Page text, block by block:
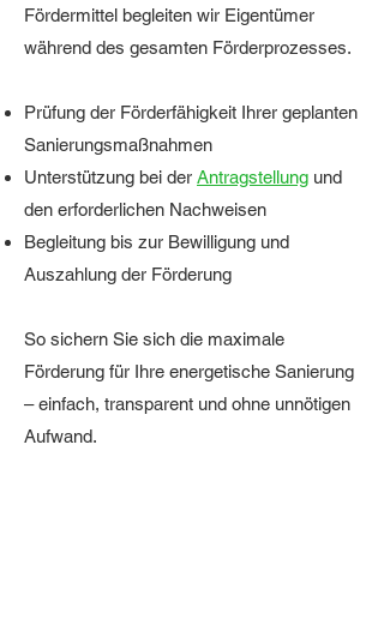
Fördermittel begleiten wir Eigentümer
während des gesamten Förderprozesses.
Prüfung der Förderfähigkeit Ihrer geplanten
Sanierungsmaßnahmen
Unterstützung bei der Antragstellung und
den erforderlichen Nachweisen
Begleitung bis zur Bewilligung und
Auszahlung der Förderung
So sichern Sie sich die maximale
Förderung für Ihre energetische Sanierung
– einfach, transparent und ohne unnötigen
Aufwand.